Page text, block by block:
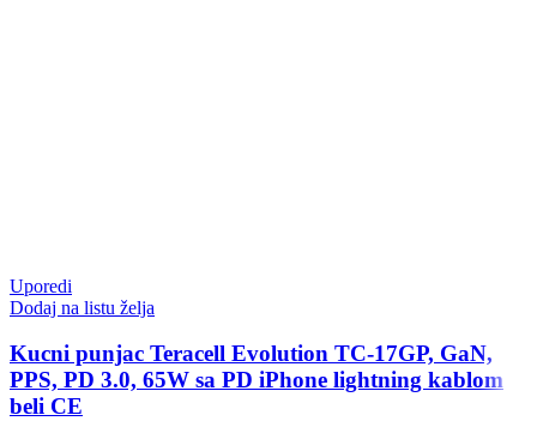
Uporedi
Dodaj na listu želja
Kucni punjac Teracell Evolution TC-17GP, GaN,
PPS, PD 3.0, 65W sa PD iPhone lightning kablom
beli CE